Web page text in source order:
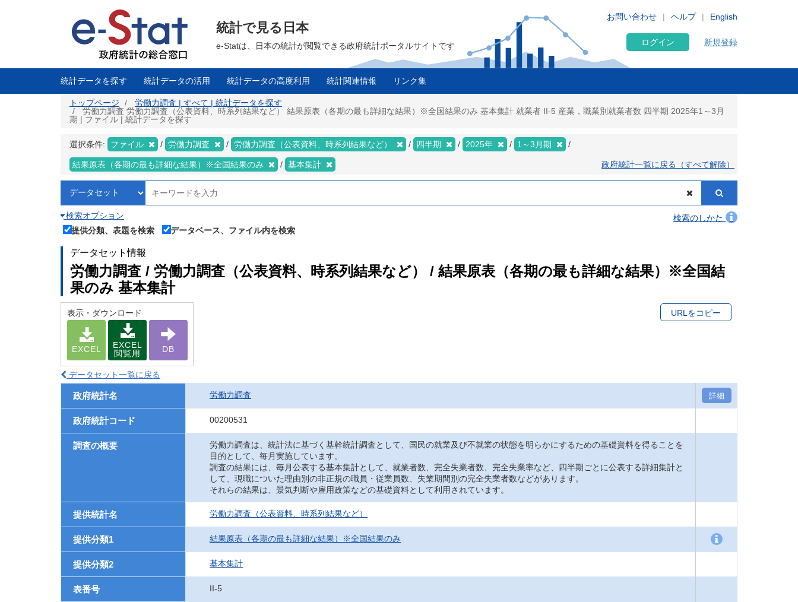
に
English
お問い合わせ ヘルプ
統計で見る日本
e-Statは、日本の統計が閲覧できる政府統計ポータルサイトです ログイン 新規登録
統計データを探す 統計データの活用 統計データの高度利用 統計関連情報 リンク集
トップページ
労働力調査 | すべて | 統計データを探す
労働力調査 労働力調査（公表資料、時系列結果など） 結果原表（各期の最も詳細な結果）※全国結果のみ 基本集計 就業者 II-5 産業，職業別就業者数 四半期 2025年1～3月
期 | ファイル | 統計データを探す
選択条件: ファイル 労働力調査 労働力調査（公表資料、時系列結果など） 四半期 2025年 1～3月期
結果原表（各期の最も詳細な結果）※全国結果のみ 基本集計 政府統計一覧に戻る（すべて解除）
検索オプション
検索のしかた
提供分類、表題を検索
データベース、ファイル内を検索
データセット情報
労働力調査 / 労働力調査（公表資料、時系列結果など） / 結果原表（各期の最も詳細な結果）※全国結
果のみ 基本集計
表示・ダウンロード
EXCEL
EXCEL
閲覧用
DB
URLをコピー
データセット一覧に戻る
政府統計名 労働力調査 詳細
政府統計コード 00200531
調査の概要
労働力調査は、統計法に基づく基幹統計調査として、国民の就業及び不就業の状態を明らかにするための基礎資料を得ることを
目的として、毎月実施しています。
調査の結果には、毎月公表する基本集計として、就業者数、完全失業者数、完全失業率など、四半期ごとに公表する詳細集計と
して、現職についた理由別の非正規の職員・従業員数、失業期間別の完全失業者数などがあります。
それらの結果は、景気判断や雇用政策などの基礎資料として利用されています。
提供統計名 労働力調査（公表資料、時系列結果など）
提供分類1 結果原表（各期の最も詳細な結果）※全国結果のみ
提供分類2 基本集計
表番号 II-5